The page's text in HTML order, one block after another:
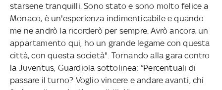
starsene tranquilli. Sono stato e sono molto felice a
Monaco, è un'esperienza indimenticabile e quando
me ne andrò la ricorderò per sempre. Avrò ancora un
appartamento qui, ho un grande legame con questa
città, con questa società". Tornando alla gara contro
la Juventus, Guardiola sottolinea: “Percentuali di
passare il turno? Voglio vincere e andare avanti, chi